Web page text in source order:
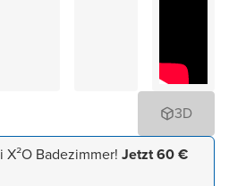
3D
Badezimmer! Jetzt 60 €